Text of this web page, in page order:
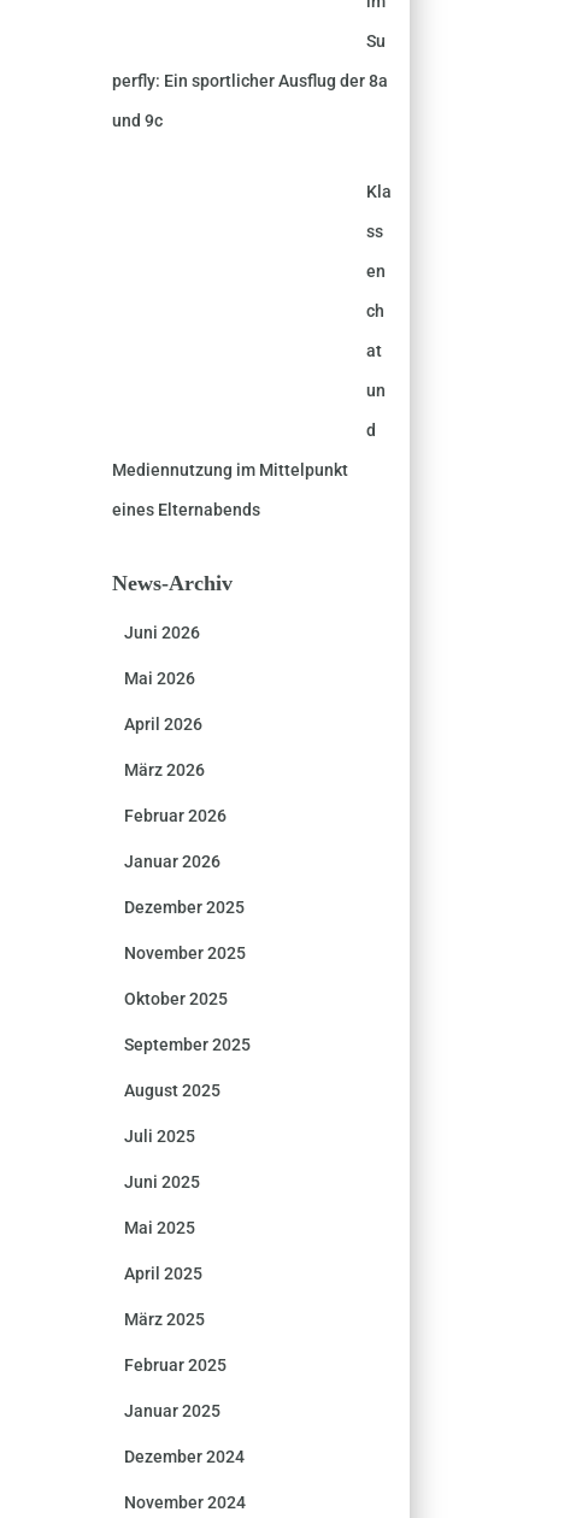
Su
perfly: Ein sportlicher Ausflug der 8a
und 9c
Kla
ss
en
ch
at
un
d
Mediennutzung im Mittelpunkt
eines Elternabends
News-Archiv
Juni 2026
Mai 2026
April 2026
März 2026
Februar 2026
Januar 2026
Dezember 2025
November 2025
Oktober 2025
September 2025
August 2025
Juli 2025
Juni 2025
Mai 2025
April 2025
März 2025
Februar 2025
Januar 2025
Dezember 2024
November 2024